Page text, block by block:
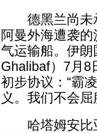
德黑兰尚未承
阿曼外海遭袭
气运输船。伊
Ghalibaf）7月8
初步协议：“霸
义。我们不会屈
哈塔姆安比亚